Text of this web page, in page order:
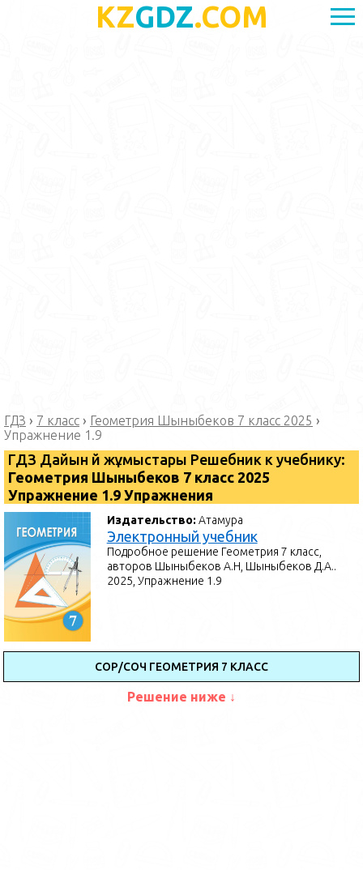
KZGDZ.COM
ГДЗ › 7 класс › Геометрия Шыныбеков 7 класс 2025 ›
Упражнение 1.9
ГДЗ Дайын үй жұмыстары Решебник к учебнику:
Геометрия Шыныбеков 7 класс 2025
Упражнение 1.9 Упражнения
Издательство:Атамура
Электронный учебник
Подробное решение Геометрия 7 класс,
авторов Шыныбеков А.Н, Шыныбеков Д.А..
2025, Упражнение 1.9
СОР/СОЧ ГЕОМЕТРИЯ 7 КЛАСС
Решение ниже ↓